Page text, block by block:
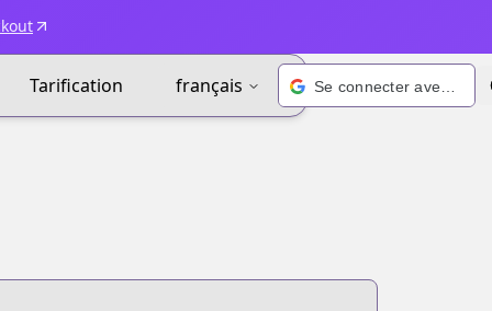
Tarification français